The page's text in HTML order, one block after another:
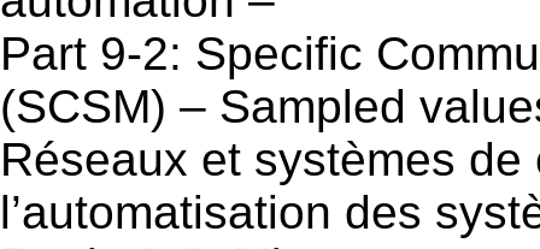
Part 9-2: Specific
(SCSM) – Sampled
Réseaux et systèmes
l’automatisation des